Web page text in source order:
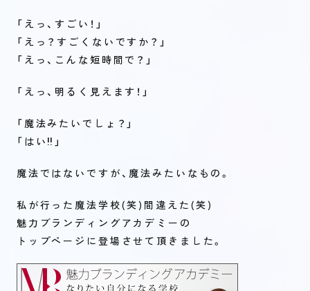
「えっ、すごい！」
「えっ？すごくないですか？」
「えっ、こんな短時間で？」
「えっ、明るく見えます！」
「魔法みたいでしょ？」
「はい‼」
魔法ではないですが、魔法みたいなもの。
私が行った魔法学校(笑)間違えた(笑)
魅力ブランディングアカデミーの
トップページに登場させて頂きました。